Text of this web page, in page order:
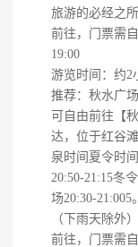
旅游的必经之
前往，门票需自
19:00
游览时间：约2
推荐：秋水广
可自由前往【
达，位于红谷
泉时间夏令时
20:50-21:15冬
场20:30-
（下雨天除外
前往，门票需自